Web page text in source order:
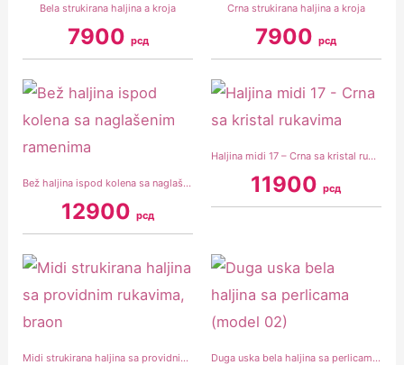
Bela strukirana haljina a kroja
7900 рсд
Crna strukirana haljina a kroja
7900рсд
Bež haljina ispod kolena sa naglašenim ramenima
12900рсд
Haljina midi 17 – Crna sa kristal rukavima
11900рсд
Midi strukirana haljina sa providnim rukavima, braon Duga uska bela haljina sa perlicama (model 02)